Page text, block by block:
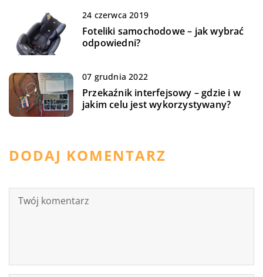
24 czerwca 2019
Foteliki samochodowe – jak wybrać
odpowiedni?
07 grudnia 2022
Przekaźnik interfejsowy – gdzie i w
jakim celu jest wykorzystywany?
DODAJ KOMENTARZ